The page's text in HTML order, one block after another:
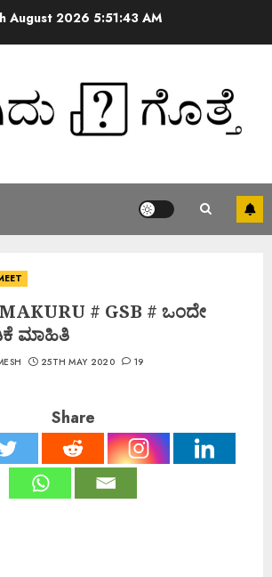
August 2026 5:51:44 AM
# GSB # ಒಂದೇ
ಮಾಹಿತಿ
25TH MAY 2020 19
Share